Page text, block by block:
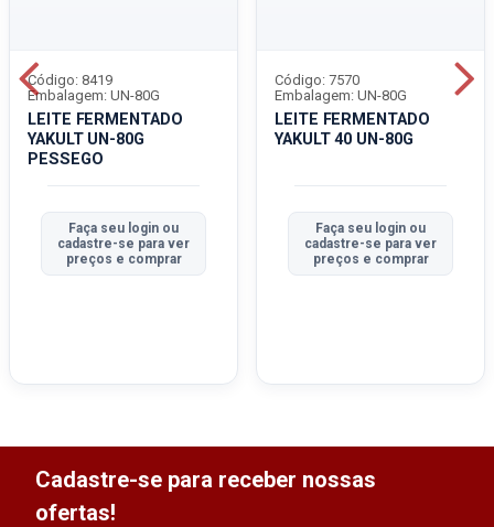
LEITE FERMENTADO
YAKULT UN-80G
PESSEGO
Código: 8419
Embalagem: UN-80G
Faça seu login ou
cadastre-se para ver
preços e comprar
LEITE FERMENTADO
YAKULT 40 UN-80G
Código: 7570
Embalagem: UN-80G
Faça seu login ou
cadastre-se para ver
preços e comprar
Cadastre-se para receber nossas
ofertas!